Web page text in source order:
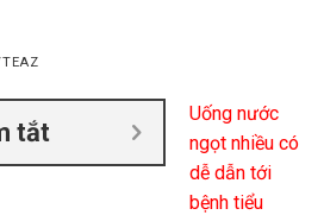
tắt
Uống nước
ngọt nhiều có
dễ dẫn tới
bệnh tiểu